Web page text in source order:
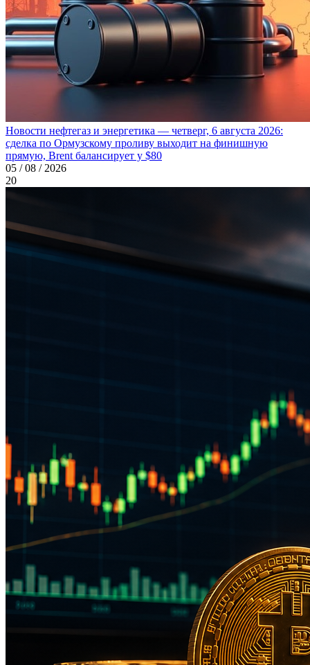
Новости нефтегаз и энергетика — четверг, 6 августа 2026:
сделка по Ормузскому проливу выходит на финишную
прямую, Brent балансирует у $80
05 / 08 / 2026
20